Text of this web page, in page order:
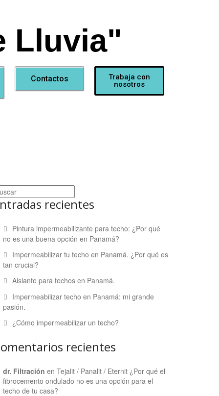
Lluvia"
Contactos
Trabaja con
nosotros
recientes
Pintura impermeabilizante para techo: ¿Por qué
no es una buena opción en Panamá?
Impermeabilizar tu techo en Panamá. ¿Por qué es
tan crucial?
Aislante para techos en Panamá.
Impermeabilizar techo en Panamá: mi grande
pasión.
¿Cómo impermeabilizar un techo?
recientes
dr. Filtración en Tejalit / Panalit / Eternit ¿Por qué el
fibrocemento ondulado no es una opción para el
techo de tu casa?